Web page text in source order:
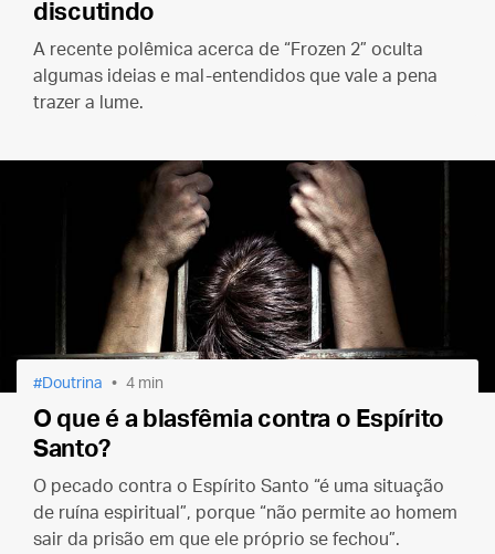
discutindo
A recente polêmica acerca de “Frozen 2” oculta
algumas ideias e mal-entendidos que vale a pena
trazer a lume.
Doutrina 4 min
O que é a blasfêmia contra o Espírito
Santo?
O pecado contra o Espírito Santo “é uma situação
de ruína espiritual”, porque “não permite ao homem
sair da prisão em que ele próprio se fechou”.